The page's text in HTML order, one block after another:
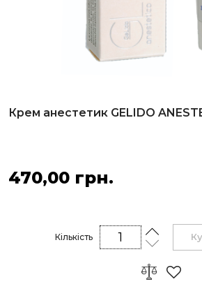
Крем анестетик GELIDO
470,00 грн.
Кількість